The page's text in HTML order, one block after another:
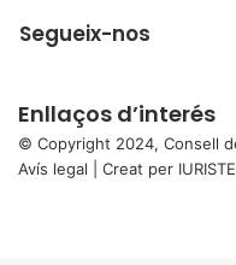
Segueix-nos
Enllaços d’interés
© Copyright 2024, Consell
Avís legal | Creat per